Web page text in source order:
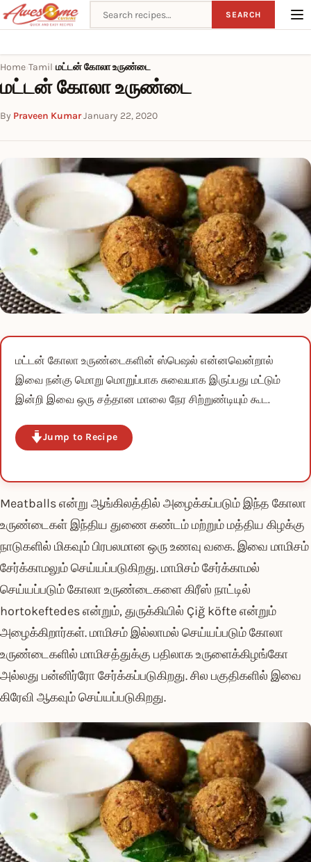
Search recipes SEARCH
Home Tamil மட்டன் கோலா உருண்டை
மட்டன் கோலா உருண்டை
By Praveen Kumar·January 22, 2020
மட்டன் கோலா உருண்டைகளின் ஸ்பெஷல் என்னவென்றால்
இவை நன்கு மொறு மொறுப்பாக சுவையாக இருப்பது மட்டும்
இன்றி இவை ஒரு சத்தான மாலை நேர சிற்றுண்டியும் கூட.
Jump to Recipe
Meatballs என்று ஆங்கிலத்தில் அழைக்கப்படும் இந்த கோலா
உருண்டைகள் இந்திய துணை கண்டம் மற்றும் மத்திய கிழக்கு
நாடுகளில் மிகவும் பிரபலமான ஒரு உணவு வகை. இவை மாமிசம்
சேர்க்காமலும் செய்யப்படுகிறது. மாமிசம் சேர்க்காமல்
செய்யப்படும் கோலா உருண்டைகளை கிரீஸ் நாட்டில்
hortokeftedes என்றும், துருக்கியில் Çiğ köfte என்றும்
அழைக்கிறார்கள். மாமிசம் இல்லாமல் செய்யப்படும் கோலா
உருண்டைகளில் மாமிசத்துக்கு பதிலாக உருளைக்கிழங்கோ
அல்லது பன்னிர்ரோ சேர்க்கப்படுகிறது. சில பகுதிகளில் இவை
கிரேவி ஆகவும் செய்யப்படுகிறது.